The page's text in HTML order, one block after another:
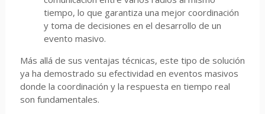
tiempo, lo que garantiza una mejor coordinación
y toma de decisiones en el desarrollo de un
evento masivo.
Más allá de sus ventajas técnicas, este tipo de solución
ya ha demostrado su efectividad en eventos masivos
donde la coordinación y la respuesta en tiempo real
son fundamentales.